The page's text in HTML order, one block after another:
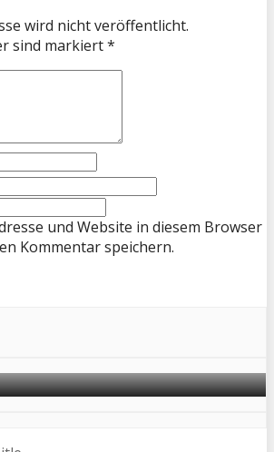
wird nicht veröffentlicht.
sind markiert *
und Website in diesem Browser
Kommentar speichern.